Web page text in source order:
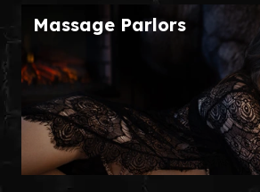
Massage Parlors